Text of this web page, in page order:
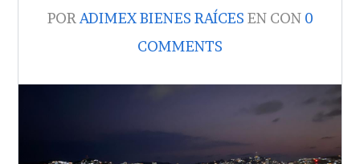
POR ADIMEX BIENES RAÍCES EN CON 0
COMMENTS